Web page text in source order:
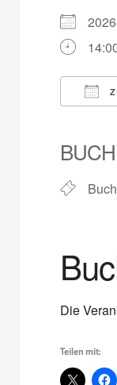
Die
Teilen mit: